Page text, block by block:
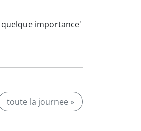
quelque importance'
toute la journee »